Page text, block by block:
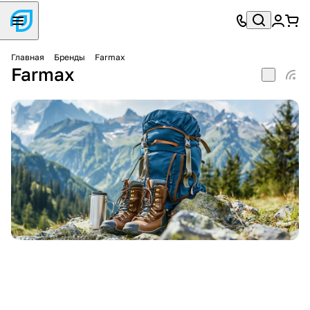
Главная Бренды Farmax
Farmax